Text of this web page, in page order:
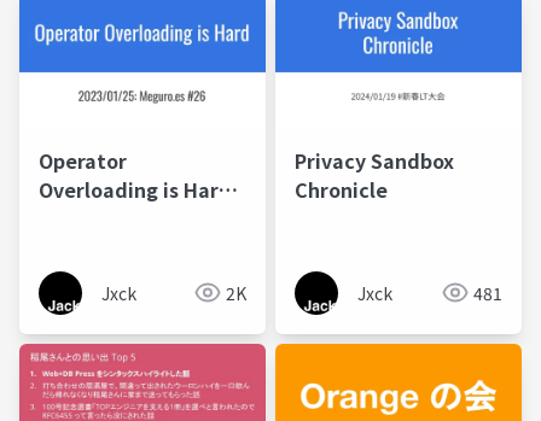
Operator
Overloading is Hard -
Jxck 2K
Privacy Sandbox
Chronicle
Jxck 481